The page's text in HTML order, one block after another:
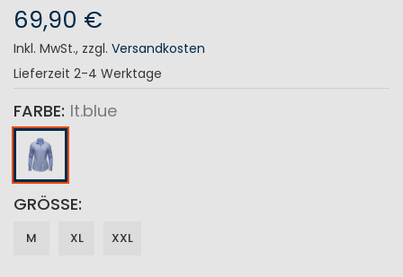
69,90 €
Inkl. MwSt., zzgl. Versandkosten
Lieferzeit 2-4 Werktage
FARBE lt.blue
GRÖSSE
M XL XXL